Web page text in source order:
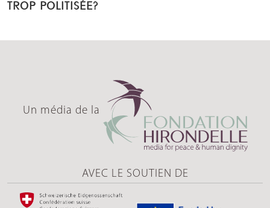
TROP POLITISÉE?
Un média de la
AVEC LE SOUTIEN DE